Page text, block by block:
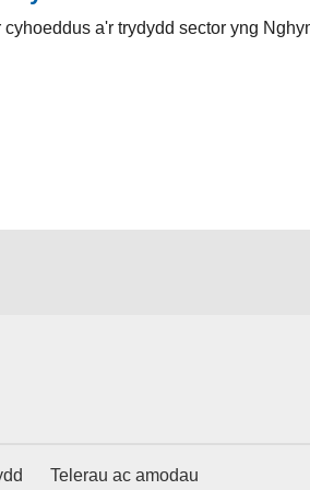
a'r trydydd sector yng
Telerau ac amodau